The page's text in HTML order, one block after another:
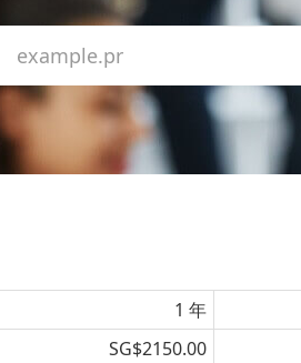
1 年
SG$2150.00